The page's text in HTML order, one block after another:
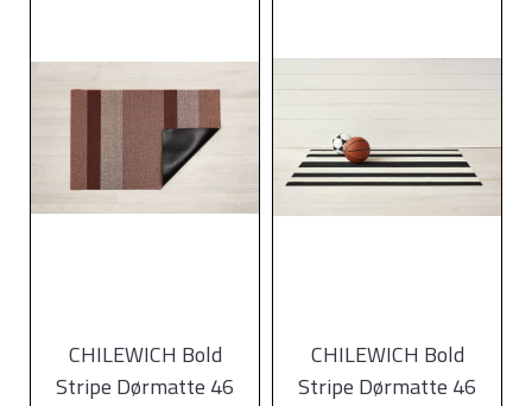
CHILEWICH Bold
Stripe Dørmatte 46
CHILEWICH Bold
Stripe Dørmatte 46